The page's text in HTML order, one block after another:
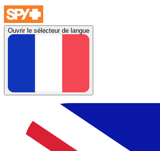
Ouvrir le sélecteur de langue